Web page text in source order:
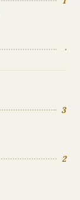
·
3
2